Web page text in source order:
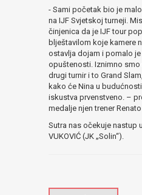
- Sami početak bio je
na IJF Svjetskoj turneji.
činjenica da je IJF tour
blještavilom koje kamere
ostavlja dojam i pomalo
opuštenosti. Iznimno
drugi turnir i to Grand
kako će Nina u
iskustva prvenstveno. –
medalje njen trener
Sutra nas očekuje nastup
VUKOVIĆ (JK „Solin“).